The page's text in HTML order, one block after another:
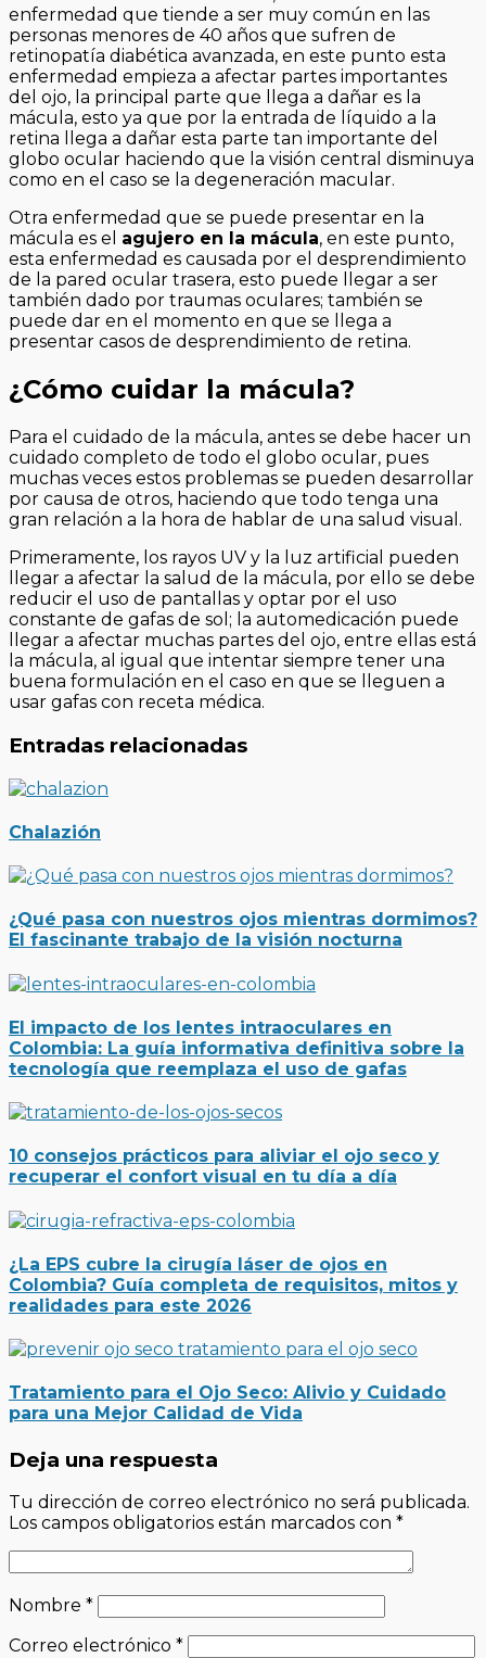
enfermedad que tiende a ser muy común en las
personas menores de 40 años que sufren de
retinopatía diabética avanzada, en este punto esta
enfermedad empieza a afectar partes importantes
del ojo, la principal parte que llega a dañar es la
mácula, esto ya que por la entrada de líquido a la
retina llega a dañar esta parte tan importante del
globo ocular haciendo que la visión central disminuya
como en el caso se la degeneración macular.
Otra enfermedad que se puede presentar en la
mácula es el agujero en la mácula, en este punto,
esta enfermedad es causada por el desprendimiento
de la pared ocular trasera, esto puede llegar a ser
también dado por traumas oculares; también se
puede dar en el momento en que se llega a
presentar casos de desprendimiento de retina.
¿Cómo cuidar la mácula?
Para el cuidado de la mácula, antes se debe hacer un
cuidado completo de todo el globo ocular, pues
muchas veces estos problemas se pueden desarrollar
por causa de otros, haciendo que todo tenga una
gran relación a la hora de hablar de una salud visual.
Primeramente, los rayos UV y la luz artificial pueden
llegar a afectar la salud de la mácula, por ello se debe
reducir el uso de pantallas y optar por el uso
constante de gafas de sol; la automedicación puede
llegar a afectar muchas partes del ojo, entre ellas está
la mácula, al igual que intentar siempre tener una
buena formulación en el caso en que se lleguen a
usar gafas con receta médica.
Entradas relacionadas
Chalazión
¿Qué pasa con nuestros ojos mientras dormimos?
El fascinante trabajo de la visión nocturna
El impacto de los lentes intraoculares en
Colombia: La guía informativa definitiva sobre la
tecnología que reemplaza el uso de gafas
10 consejos prácticos para aliviar el ojo seco y
recuperar el confort visual en tu día a día
¿La EPS cubre la cirugía láser de ojos en
Colombia? Guía completa de requisitos, mitos y
realidades para este 2026
Tratamiento para el Ojo Seco: Alivio y Cuidado
para una Mejor Calidad de Vida
Deja una respuesta
Tu dirección de correo electrónico no será publicada.
Los campos obligatorios están marcados con *
Nombre *
Correo electrónico *